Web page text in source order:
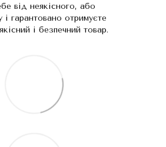
від неякісного, або
і гарантовано отримуєте
і безпечний товар.